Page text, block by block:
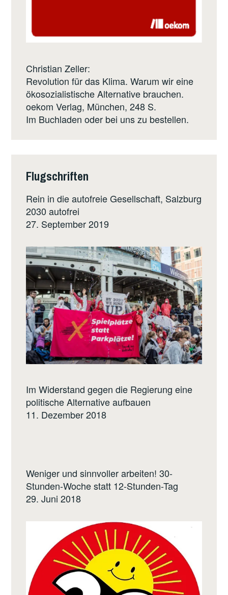
Christian Zeller:
Revolution für das Klima. Warum wir eine
ökosozialistische Alternative brauchen.
oekom Verlag, München, 248 S.
Im Buchladen oder bei uns zu bestellen.
Flugschriften
Rein in die autofreie Gesellschaft, Salzburg
2030 autofrei
27. September 2019
Im Widerstand gegen die Regierung eine
politische Alternative aufbauen
11. Dezember 2018
Weniger und sinnvoller arbeiten! 30-
Stunden-Woche statt 12-Stunden-Tag
29. Juni 2018